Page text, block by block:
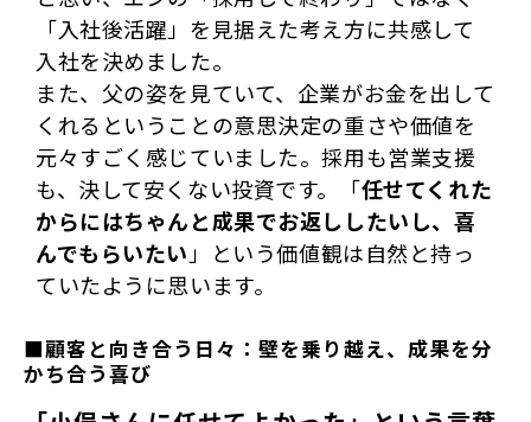
「入社後活躍」を見据えた考え方に共感して
入社を決めました。
また、父の姿を見ていて、企業がお金を出して
くれるということの意思決定の重さや価値を
元々すごく感じていました。採用も営業支援
も、決して安くない投資です。「任せてくれた
からにはちゃんと成果でお返ししたいし、喜
んでもらいたい 」という価値観は自然と持っ
ていたように思います。
■顧客と向き合う日々：壁を乗り越え、成果を分
かち合う喜び